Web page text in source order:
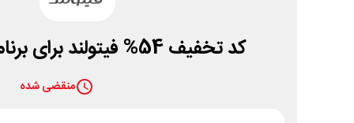
کد تخفیف 54% فیتولند برای برنامه غذایی و تمرینی
منقضی شده